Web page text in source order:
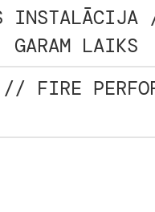
INSTALĀCIJA
LAIKS
// FIRE